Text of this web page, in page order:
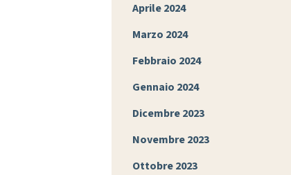
Aprile 2024
Marzo 2024
Febbraio 2024
Gennaio 2024
Dicembre 2023
Novembre 2023
Ottobre 2023